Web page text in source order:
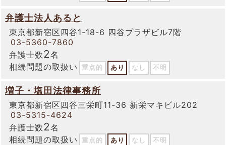
弁護士法人あると
東京都新宿区四谷1-18-6 四谷プラザビル7階
03-5360-7860
弁護士数2名
相続問題の取扱い
重点的 あり なし 不明
増子・塩田法律事務所
東京都新宿区四谷三栄町11-36 新栄マキビル202
03-5315-4624
弁護士数2名
相続問題の取扱い
重点的 あり なし 不明